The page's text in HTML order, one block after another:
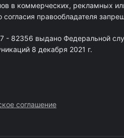
в коммерческих, рекламных
правообладателя
- 82356 выдано Федеральной
8 декабря 2021 г.
соглашение